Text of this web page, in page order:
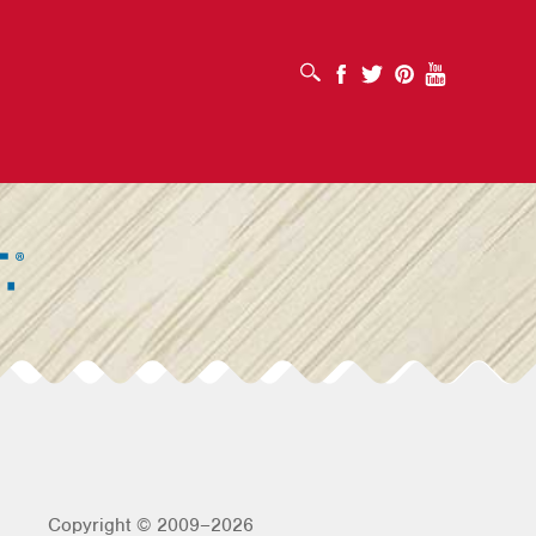
打开搜索框 Facebook
Twitter PinterestYoutube
Copyright © 2009–2026